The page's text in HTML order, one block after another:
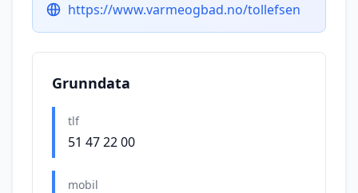
https://www.varmeogbad.no/tollefsen
Grunndata
tlf
51 47 22 00
mobil